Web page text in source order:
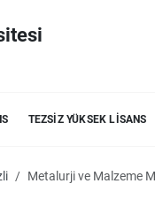
TEZSIZ YÜKSEK LISANS
Metalurji ve Malzeme